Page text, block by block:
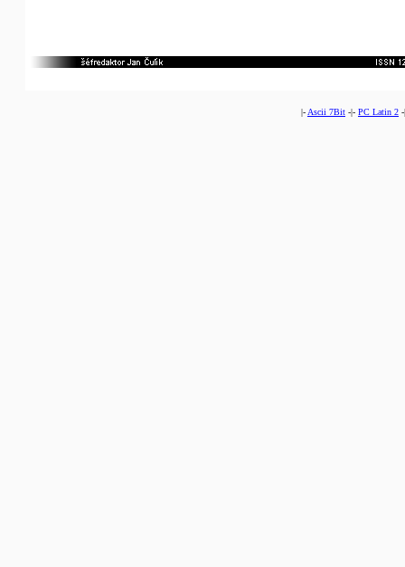
|- Ascii 7Bit -|- PC Latin 2